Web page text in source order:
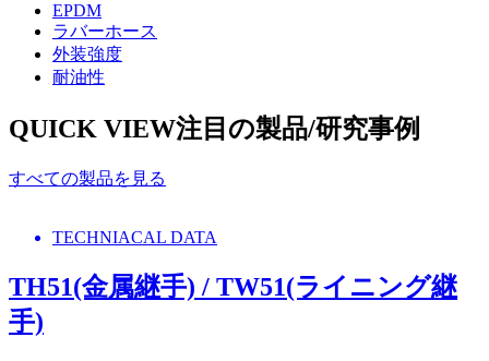
EPDM
ラバーホース
外装強度
耐油性
QUICK VIEW注目の製品/研究事例
すべての製品を見る
TECHNIACAL DATA
TH51(金属継手) / TW51(ライニング継
手)